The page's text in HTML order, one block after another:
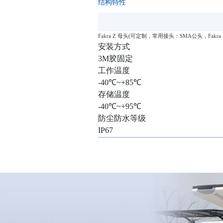
结构特性
Fakra Z 母头(可定制，常用接头：SMA公头，Fakra
安装方式
3M胶固定
工作温度
-40℃~+85℃
存储温度
-40℃~+95℃
防尘防水等级
IP67